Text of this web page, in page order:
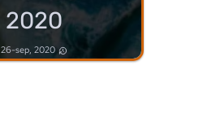
2020
26-sep, 2020